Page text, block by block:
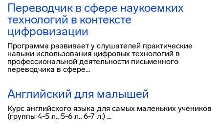
Переводчик в сфере наукоемких
технологий в контексте
цифровизации
Программа развивает у слушателей практические
навыки использования цифровых технологий в
профессиональной деятельности письменного
переводчика в сфере...
Английский для малышей
Курс английского языка для самых маленьких учеников
(группы 4-5 л., 5-6 л., 6-7 л.) ...